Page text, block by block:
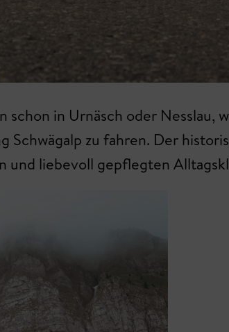
schon in Urnäsch oder
Schwägalp zu fahren. Der
liebevoll gepflegten